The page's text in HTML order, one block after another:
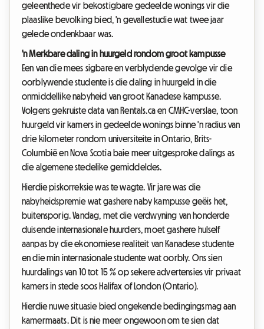
geleenthede vir bekostigbare gedeelde wonings vir die
plaaslike bevolking bied, 'n gevallestudie wat twee jaar
gelede ondenkbaar was.
'n Merkbare daling in huurgeld rondom groot kampusse
Een van die mees sigbare en verblydende gevolge vir die
oorblywende studente is die daling in huurgeld in die
onmiddellike nabyheid van groot Kanadese kampusse.
Volgens gekruiste data van Rentals.ca en CMHC-verslae, toon
huurgeld vir kamers in gedeelde wonings binne 'n radius van
drie kilometer rondom universiteite in Ontario, Brits-
Columbië en Nova Scotia baie meer uitgesproke dalings as
die algemene stedelike gemiddeldes.
Hierdie piskorreksie was te wagte. Vir jare was die
nabyheidspremie wat gashere naby kampusse geëis het,
buitensporig. Vandag, met die verdwyning van honderde
duisende internasionale huurders, moet gashere hulself
aanpas by die ekonomiese realiteit van Kanadese studente
en die min internasionale studente wat oorbly. Ons sien
huurdalings van 10 tot 15 % op sekere advertensies vir privaat
kamers in stede soos Halifax of London (Ontario).
Hierdie nuwe situasie bied ongekende bedingingsmag aan
kamermaats. Dit is nie meer ongewoon om te sien dat